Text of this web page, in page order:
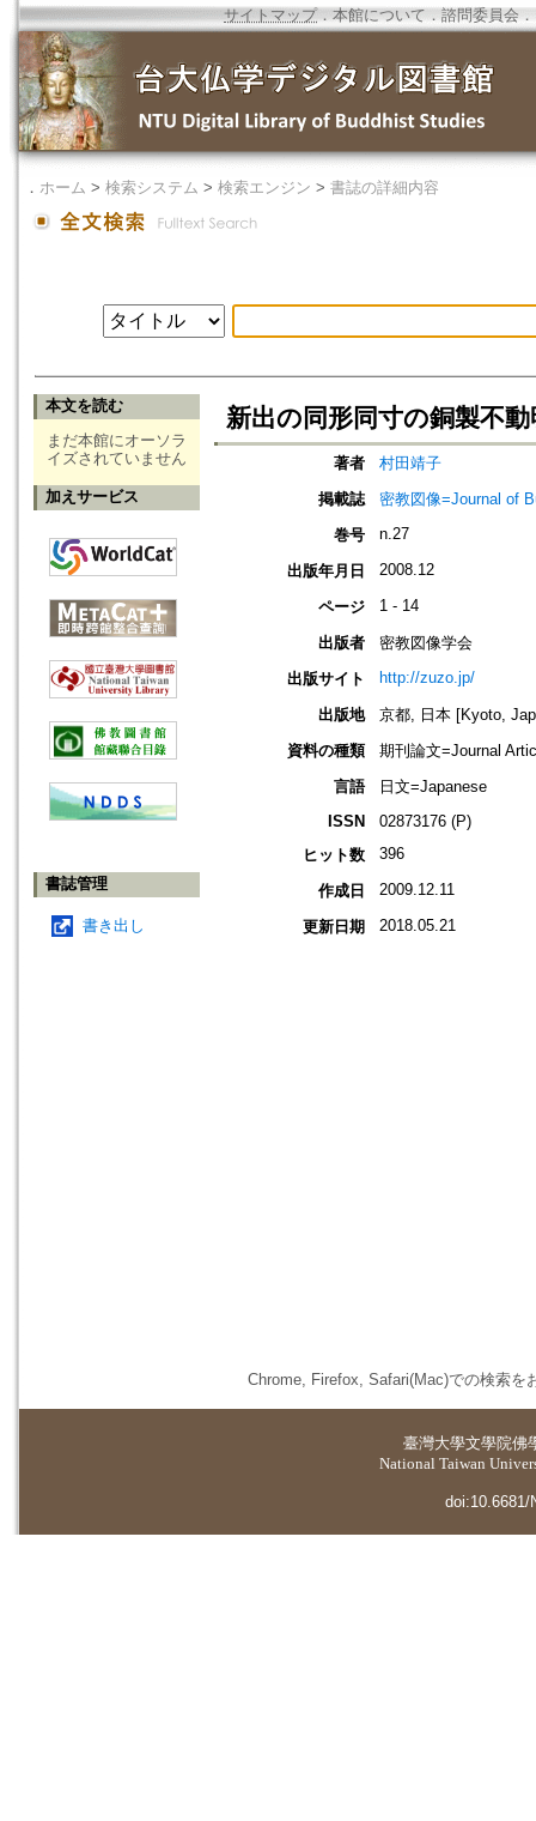
サイトマップ．本館について ． 諮問委員会 ．
． ホーム > 検索システム > 検索エンジン > 書誌の詳細内容
本文を読む
まだ本館にオーソラ
イズされていません
加えサービス
書誌管理
書き出し
新出の同形同寸の銅製不
著者
村田靖子
掲載誌
密教図像=Journal of
巻号
n.27
出版年月日 2008.12
ページ 1 - 14
出版者
密教図像学会
出版サイト
http://zuzo.jp/
出版地
京都, 日本 [Kyoto,
資料の種類
期刊論文=Journal
言語
日文=Japanese
ISSN
02873176 (P)
ヒット数
396
作成日 2009.12.11
更新日期 2018.05.21
Chrome, Firefox, Safari(Mac)での検索を
臺灣大學文學院佛
National Taiwan
doi:10.6681/